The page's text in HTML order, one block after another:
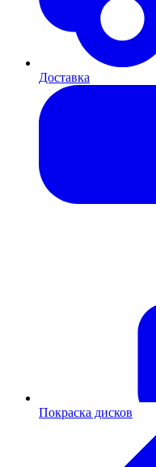
Доставка
Покраска дисков